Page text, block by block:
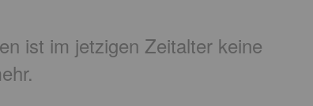
ist im jetzigen Zeitalter keine